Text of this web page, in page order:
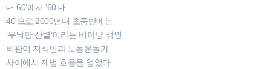
대 60’에서 ‘60 대
40’으로 2000년대 초중반에는
‘무늬만 산별’이라는 비아냥 섞인
비판이 지식인과 노동운동가
사이에서 제법 호응을 얻었다.